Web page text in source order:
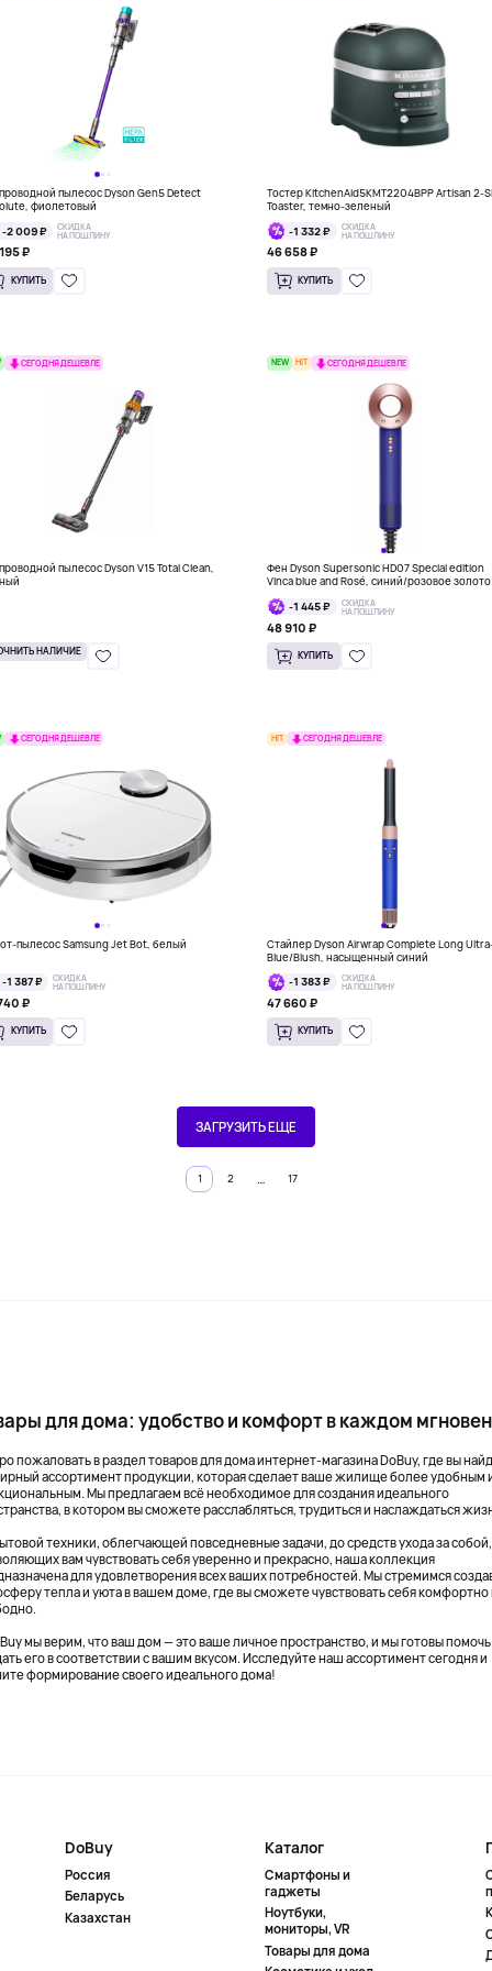
пылесос Dyson Gen5 Detect
фиолетовый
-2 009 ₽
СКИДКА
НА ПОШЛИНУ
₽
КУПИТЬ
Тостер KitchenAid5KMT2204BPP Artisan 2-
Toaster, темно-зеленый
-1 332 ₽
СКИДКА
НА ПОШЛИНУ
46 658 ₽
КУПИТЬ
СЕГОДНЯ ДЕШЕВЛЕ
пылесос Dyson V15 Total Clean,
НАЛИЧИЕ
NEW HIT СЕГОДНЯ ДЕШЕВЛЕ
Фен Dyson Supersonic HD07 Special edition
Vinca blue and Rosé, синий/розовое золото
-1 445 ₽
СКИДКА
НА ПОШЛИНУ
48 910 ₽
КУПИТЬ
СЕГОДНЯ ДЕШЕВЛЕ
пылесос Samsung Jet Bot, белый
-1 387 ₽
СКИДКА
НА ПОШЛИНУ
₽
КУПИТЬ
HIT СЕГОДНЯ ДЕШЕВЛЕ
Стайлер Dyson Airwrap Complete Long
Blue/Blush, насыщенный синий
-1 383 ₽
СКИДКА
НА ПОШЛИНУ
47 660 ₽
КУПИТЬ
ЗАГРУЗИТЬ ЕЩЕ
1 2 … 17
для дома: удобство и комфорт в каждом
пожаловать в раздел товаров для дома интернет-магазина DoBuy, где вы
ассортимент продукции, которая сделает ваше жилище более удобным
Мы предлагаем всё необходимое для создания идеального
в котором вы сможете расслабляться, трудиться и наслаждаться
техники, облегчающей повседневные задачи, до средств ухода за собой,
вам чувствовать себя уверенно и прекрасно, наша коллекция
для удовлетворения всех ваших потребностей. Мы стремимся
тепла и уюта в вашем доме, где вы сможете чувствовать себя комфортно
мы верим, что ваш дом — это ваше личное пространство, и мы готовы помочь
его в соответствии с вашим вкусом. Исследуйте наш ассортимент сегодня и
формирование своего идеального дома!
DoBuy
Россия
Беларусь
Казахстан
Каталог
Смартфоны и
гаджеты
Ноутбуки,
мониторы, VR
Товары для дома